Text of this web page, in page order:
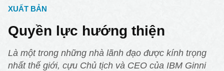
XUẤT BẢN
Quyền lực hướng thiện
Là một trong những nhà lãnh đạo được kính trọng
nhất thế giới, cựu Chủ tịch và CEO của IBM Ginni